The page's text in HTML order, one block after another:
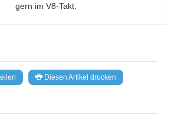
Diesen Artikel drucken
gern im V8-Takt.